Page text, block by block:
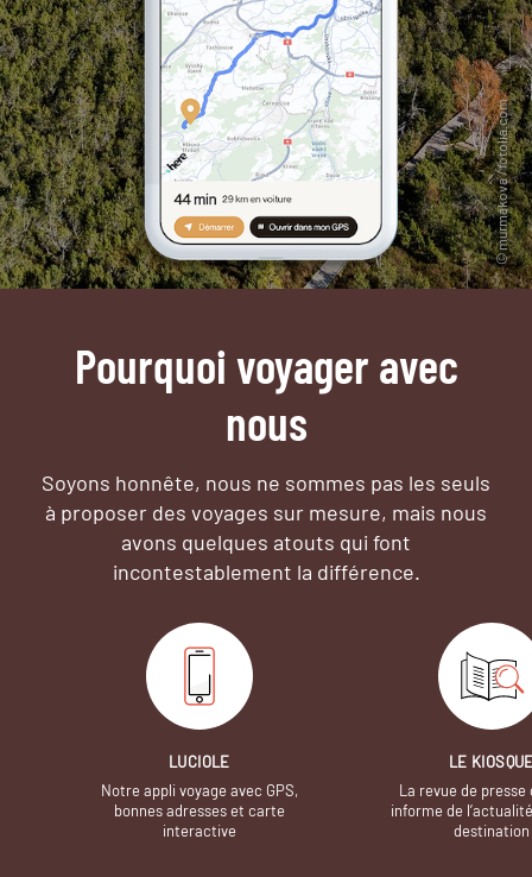
Pourquoi voyager avec
nous
Soyons honnête, nous ne sommes pas les seuls
à proposer des voyages sur mesure, mais nous
avons quelques atouts qui font
incontestablement la différence.
LUCIOLE
Notre appli voyage avec GPS,
bonnes adresses et carte
interactive
LE
La revue de presse
informe de
destination